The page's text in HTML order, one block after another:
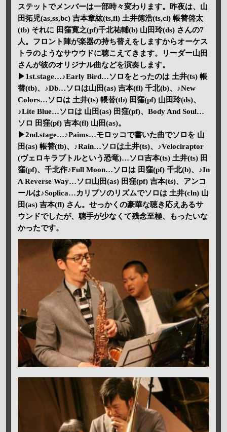
ステットでメンバーは一部時々変わります。昨夜は、山
田拓児(as,ss,bc) 吉本章紘(ts,fl) 土井徳浩(ts,cl) 帳替啓太
(tb) それに 田窪寛之(pf)千北祐輔(b) 山田玲(ds) さんの7
人。フロント陣が楽器の持ち替えをしますからオーケス
トラのようなサウウドに聴こえてきます。リーダー山田
さんが彼のオリジナル曲などを演奏します。
▶1st.stage…♪Early Bird…ソロをとったのは 土井(ts) 帳
替(tb)、♪Db…ソロは山田(as) 吉本(fl) 千北(b)、♪New
Colors…ソロは 土井(ts) 帳替(tb) 田窪(pf) 山田玲(ds)、
♪Lite Blue…ソロは 山田(as) 田窪(pf)、Body And Soul…
ソロ 田窪(pf) 吉本(fl) 山田(as)。
▶2nd.stage…♪Paims…モロッコで書いた曲でソロを 山
田(as) 帳替(tb)、♪Rain…ソロは土井(ts)、♪Velociraptor
(ヴェロキラプトルという恐竜)…ソロ吉本(ts) 土井(ts) 田
窪(pf)、千北作♪Full Moon…ソロは 田窪(pf) 千北(b)、♪In
A Reverse Way…ソロ山田(as) 田窪(pf) 吉本(ts)、アンコ
ールは♪Soplica…カリプソのリズムでソロは 土井(cln) 山
田(as) 吉本(fl) さん。せっかくの豪華な聴き応えあるサ
ウンドでしたが、聴手が少なくて残念至極、もったいな
かったです。